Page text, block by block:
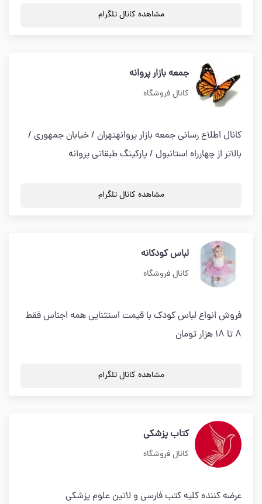
مشاهده کانال تلگرام
جمعه بازار پروانه
کانال فروشگاه
کانال اطلاع رسانی جمعه بازار پروانهتهران / خیابان جمهوری /
بالاتر از چهارراه استانبول / پارکینگ طبقاتی پروانه
مشاهده کانال تلگرام
لباس کودکانه
کانال فروشگاه
فروش انواع لباس کودک با قیمت استثنایی همه اجناس فقط
۸ تا ۱۸ هزار تومان
مشاهده کانال تلگرام
کتاب پزشکی
کانال فروشگاه
عرضه کننده کلیه کتب فارسی و لاتین علوم پزشکی